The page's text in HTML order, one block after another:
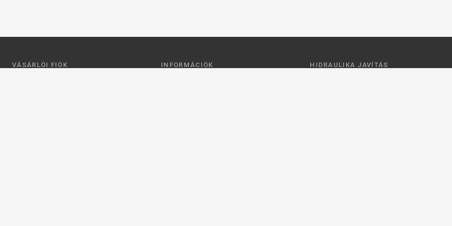
VÁSÁRLÓI FIÓK INFORMÁCIÓK HIDRAULIKA JAVÍTÁS